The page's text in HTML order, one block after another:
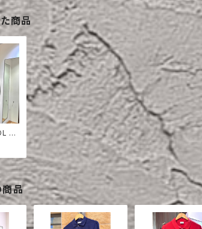
商品
T
商品